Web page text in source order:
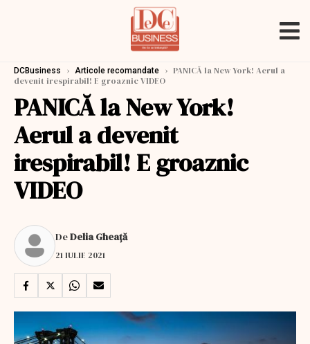
DCBusiness › Articole recomandate › PANICĂ la New York! Aerul a
devenit irespirabil! E groaznic VIDEO
PANICĂ la New York!
Aerul a devenit
irespirabil! E groaznic
VIDEO
DeDelia Gheață
21 IULIE 2021